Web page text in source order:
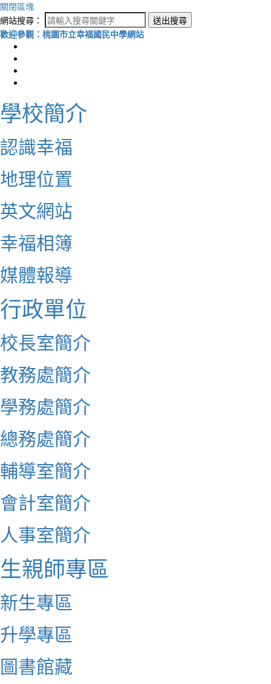
關閉區塊
網站搜尋：
送出搜尋
歡迎參觀：桃園市立幸福國民中學網站
學校簡介
認識幸福
地理位置
英文網站
幸福相簿
媒體報導
行政單位
校長室簡介
教務處簡介
學務處簡介
總務處簡介
輔導室簡介
會計室簡介
人事室簡介
生親師專區
新生專區
升學專區
圖書館藏